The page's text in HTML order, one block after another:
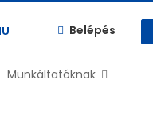
Belépés
Munkáltatóknak